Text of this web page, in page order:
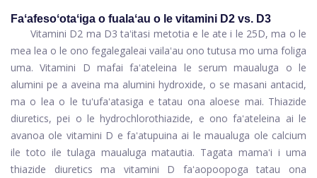
Faʻafesoʻotaʻiga o fualaʻau o le vitamini D2 vs. D3
Vitamini D2 ma D3 taʻitasi metotia e le ate i le 25D, ma o le
mea lea o le ono fegalegaleai vailaʻau ono tutusa mo uma foliga
uma. Vitamini D mafai faʻateleina le serum maualuga o le
alumini pe a aveina ma alumini hydroxide, o se masani antacid,
ma o lea o le tuʻufaʻatasiga e tatau ona aloese mai. Thiazide
diuretics, pei o le hydrochlorothiazide, e ono faʻateleina ai le
avanoa ole vitamini D e faʻatupuina ai le maualuga ole calcium
ile toto ile tulaga maualuga matautia. Tagata mamaʻi i uma
thiazide diuretics ma vitamini D faʻaopoopoga tatau ona